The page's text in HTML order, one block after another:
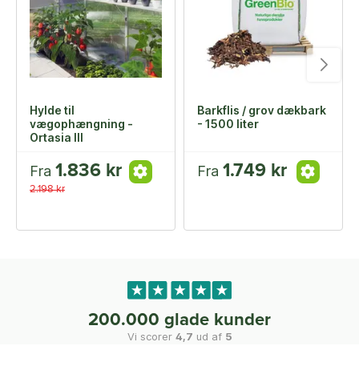
Hylde til
vægophængning -
Ortasia III
Fra 1.836 kr
2.198 kr
Barkflis / grov dækbark
- 1500 liter
Fra 1.749 kr
200.000 glade kunder
Vi scorer 4,7 ud af 5